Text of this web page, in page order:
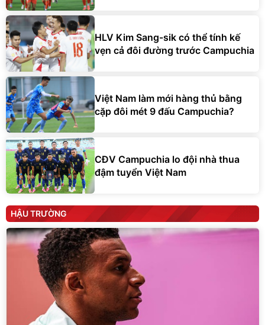
HLV Kim Sang-sik có thể tính kế
vẹn cả đôi đường trước Campuchia
Việt Nam làm mới hàng thủ bằng
cặp đôi mét 9 đấu Campuchia?
CĐV Campuchia lo đội nhà thua
đậm tuyển Việt Nam
HẬU TRƯỜNG